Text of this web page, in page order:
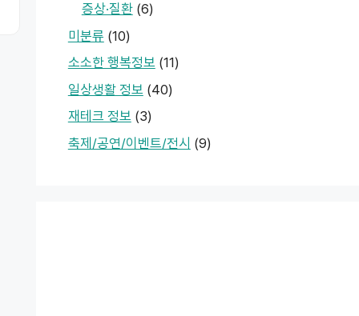
증상·질환(6)
미분류 (10)
소소한 행복정보 (11)
일상생활 정보 (40)
재테크 정보 (3)
축제/공연/이벤트/전시 (9)